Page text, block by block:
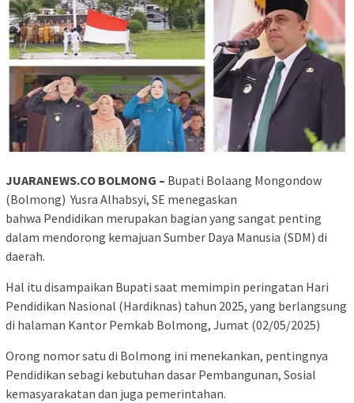
JUARANEWS.CO BOLMONG – Bupati Bolaang Mongondow
(Bolmong) Yusra Alhabsyi, SE menegaskan
bahwa Pendidikan merupakan bagian yang sangat penting
dalam mendorong kemajuan Sumber Daya Manusia (SDM) di
daerah.
Hal itu disampaikan Bupati saat memimpin peringatan Hari
Pendidikan Nasional (Hardiknas) tahun 2025, yang berlangsung
di halaman Kantor Pemkab Bolmong, Jumat (02/05/2025)
Orong nomor satu di Bolmong ini menekankan, pentingnya
Pendidikan sebagi kebutuhan dasar Pembangunan, Sosial
kemasyarakatan dan juga pemerintahan.